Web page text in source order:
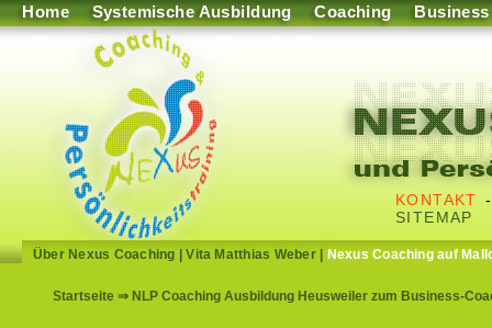
Home Systemische Ausbildung Coaching Business
KONTAKT
SITEMAP
Über Nexus Coaching |Vita Matthias Weber| Nexus Coaching auf
Startseite ⇒ NLP Coaching Ausbildung Heusweiler zum Business-